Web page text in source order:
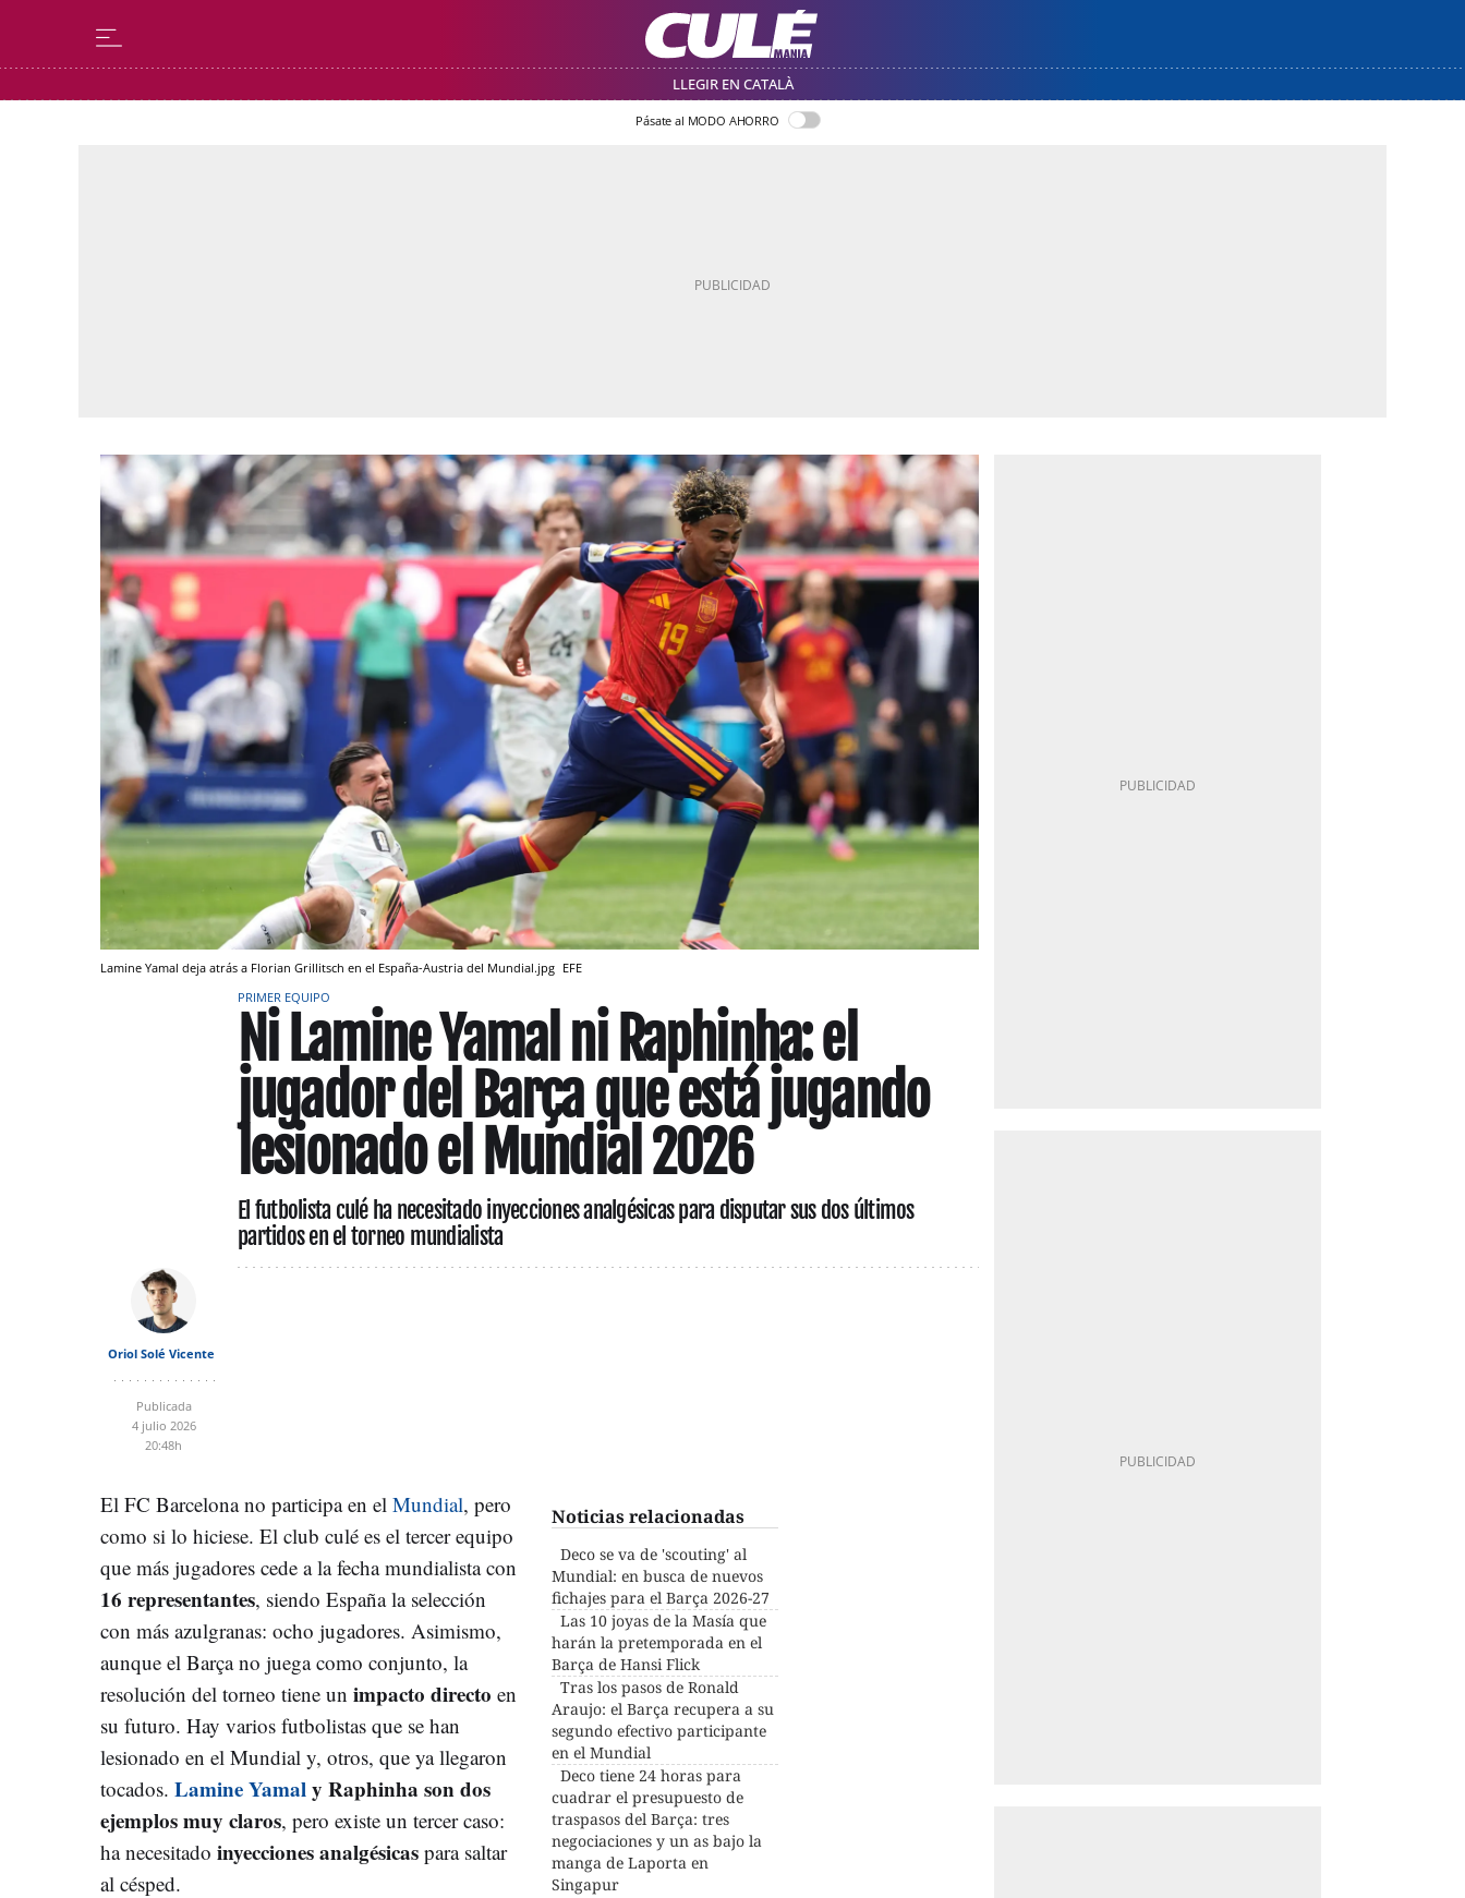
LLEGIR EN CATALÀ
Pásate al MODO AHORRO
Lamine Yamal deja atrás a Florian Grillitsch en el España-Austria del Mundial.jpg EFE
PRIMER EQUIPO
Ni Lamine Yamal ni Raphinha: el
jugador del Barça que está jugando
lesionado el Mundial 2026
El futbolista culé ha necesitado inyecciones analgésicas para disputar sus dos últimos
partidos en el torneo mundialista
Oriol Solé Vicente
Publicada
4 julio 2026
20:48h
Noticias relacionadas
Deco se va de 'scouting' al
Mundial: en busca de nuevos
fichajes para el Barça 2026-27
Las 10 joyas de la Masía que
harán la pretemporada en el
Barça de Hansi Flick
Tras los pasos de Ronald
Araujo: el Barça recupera a su
segundo efectivo participante
en el Mundial
Deco tiene 24 horas para
cuadrar el presupuesto de
traspasos del Barça: tres
negociaciones y un as bajo la
manga de Laporta en
Singapur
El FC Barcelona no participa en el Mundial, pero
como si lo hiciese. El club culé es el tercer equipo
que más jugadores cede a la fecha mundialista con
16 representantes, siendo España la selección
con más azulgranas: ocho jugadores. Asimismo,
aunque el Barça no juega como conjunto, la
resolución del torneo tiene un impacto directo en
su futuro. Hay varios futbolistas que se han
lesionado en el Mundial y, otros, que ya llegaron
tocados. Lamine Yamaly Raphinha son dos
ejemplos muy claros, pero existe un tercer caso:
ha necesitado inyecciones analgésicas para saltar
al césped.